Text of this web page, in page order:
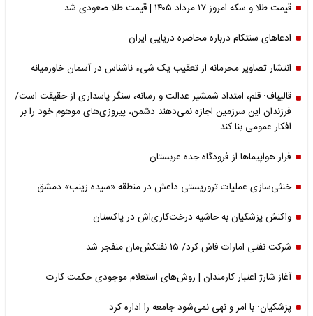
قیمت طلا و سکه امروز ۱۷ مرداد ۱۴۰۵ | قیمت طلا صعودی شد
ادعاهای سنتکام درباره محاصره دریایی ایران
انتشار تصاویر محرمانه از تعقیب یک شیء ناشناس در آسمان خاورمیانه
قالیباف: قلم، امتداد شمشیر عدالت و رسانه، سنگر پاسداری از حقیقت است/
فرزندان این سرزمین اجازه نمی‌دهند دشمن، پیروزی‌های موهوم خود را بر
افکار عمومی بنا کند
فرار هواپیماها از فرودگاه جده عربستان
خنثی‌سازی عملیات تروریستی داعش در منطقه «سیده زینب» دمشق
واکنش پزشکیان به حاشیه درخت‌کاری‌اش در پاکستان
شرکت نفتی امارات فاش کرد/ ۱۵ نفتکش‌مان منفجر شد
آغاز شارژ اعتبار کارمندان | روش‌های استعلام موجودی حکمت کارت
پزشکیان: با امر و نهی نمی‌شود جامعه را اداره کرد